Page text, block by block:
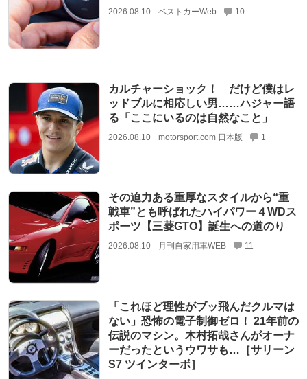
2026.08.10 ベストカーWeb 10
カルチャーショック！ だけど僕はレ
ッドブルに相応しい男……ハジャー語
る「ここにいるのは自然なこと」
2026.08.10 motorsport.com 日本版 1
その迫力ある重厚なスタイルから“重
戦車”とも呼ばれたハイパワー４WDス
ポーツ【三菱GTO】誕生への道のり
2026.08.10 月刊自家用車WEB 11
「これほど理性がブッ飛んだクルマは
ない」恐怖の電子制御ゼロ！ 21年前の
伝説のマシン。木村拓哉さんがオーナ
ーだったというウワサも…［サリーン
S7 ツインターボ］